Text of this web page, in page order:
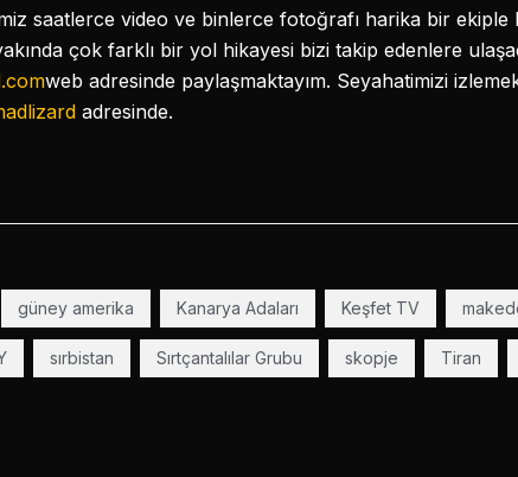
saatlerce video ve binlerce fotoğrafı harika bir
çok farklı bir yol hikayesi bizi takip edenlere
web adresinde paylaşmaktayım. Seyahatimizi
adresinde.
güney amerika Kanarya Adaları Keşfet TV
sırbistan Sırtçantalılar Grubu skopje Tiran